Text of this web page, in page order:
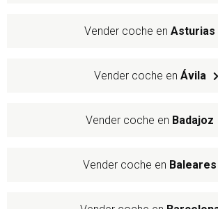
Vender coche en Asturias
Vender coche en Ávila
Vender coche en Badajoz
Vender coche en Baleares